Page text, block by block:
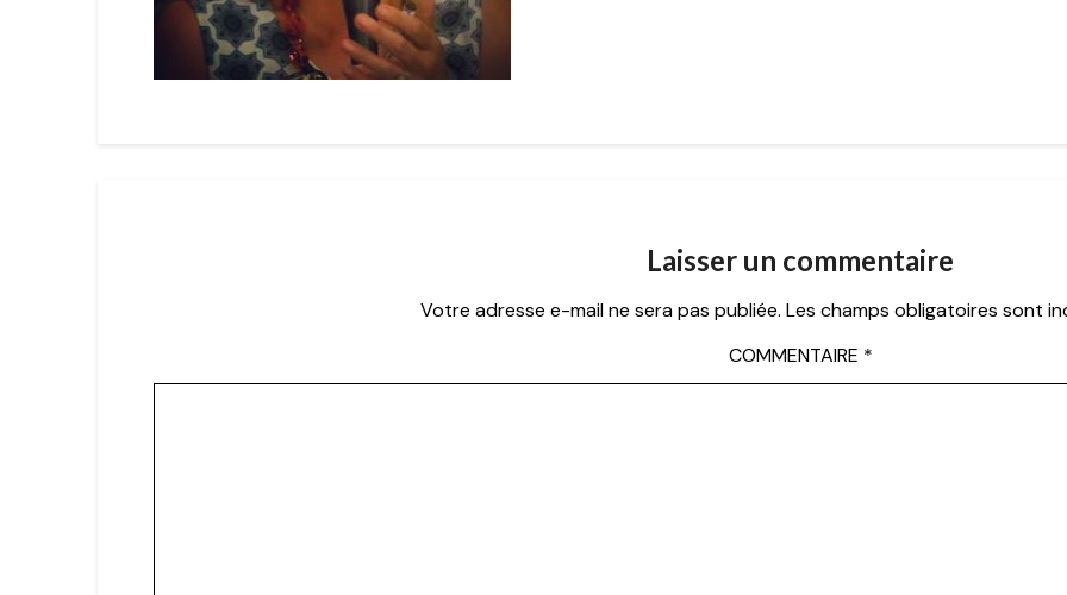
Laisser un commentaire
Votre adresse e-mail ne sera pas publiée. Les champs obligatoires sont
COMMENTAIRE *